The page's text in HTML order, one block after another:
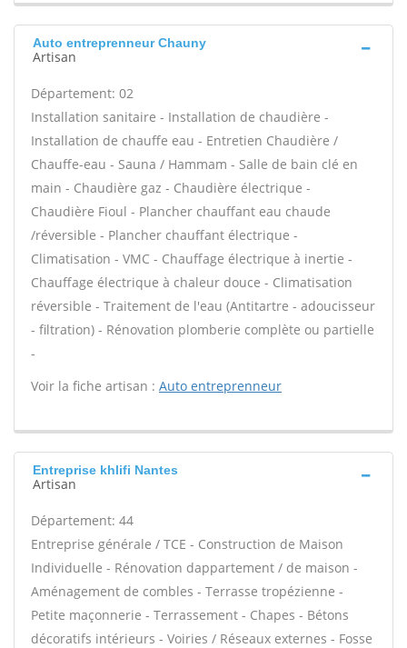
Auto entreprenneur Chauny
Artisan
Département: 02
Installation sanitaire - Installation de chaudière -
Installation de chauffe eau - Entretien Chaudière /
Chauffe-eau - Sauna / Hammam - Salle de bain clé en
main - Chaudière gaz - Chaudière électrique -
Chaudière Fioul - Plancher chauffant eau chaude
/réversible - Plancher chauffant électrique -
Climatisation - VMC - Chauffage électrique à inertie -
Chauffage électrique à chaleur douce - Climatisation
réversible - Traitement de l'eau (Antitartre - adoucisseur
- filtration) - Rénovation plomberie complète ou partielle
-
Voir la fiche artisan : Auto entreprenneur
Entreprise khlifi Nantes
Artisan
Département: 44
Entreprise générale / TCE - Construction de Maison
Individuelle - Rénovation dappartement / de maison -
Aménagement de combles - Terrasse tropézienne -
Petite maçonnerie - Terrassement - Chapes - Bétons
décoratifs intérieurs - Voiries / Réseaux externes - Fosse